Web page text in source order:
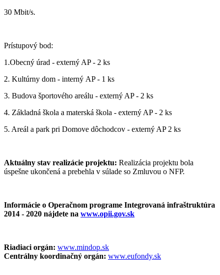
30 Mbit/s.
Prístupový bod:
1.Obecný úrad - externý AP - 2 ks
2. Kultúrny dom - interný AP - 1 ks
3. Budova športového areálu - externý AP - 2 ks
4. Základná škola a materská škola - externý AP - 2 ks
5. Areál a park pri Domove dôchodcov - externý AP 2 ks
Aktuálny stav realizácie projektu: Realizácia projektu bola
úspešne ukončená a prebehla v súlade so Zmluvou o NFP.
Informácie o Operačnom programe Integrovaná infraštruktúra
2014 - 2020 nájdete na www.opii.gov.sk
Riadiaci orgán: www.mindop.sk
Centrálny koordinačný orgán: www.eufondy.sk